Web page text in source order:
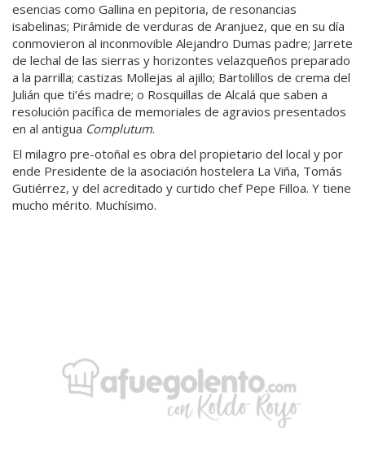
esencias como Gallina en pepitoria, de resonancias
isabelinas; Pirámide de verduras de Aranjuez, que en su día
conmovieron al inconmovible Alejandro Dumas padre; Jarrete
de lechal de las sierras y horizontes velazqueños preparado
a la parrilla; castizas Mollejas al ajillo; Bartolillos de crema del
Julián que ti’és madre; o Rosquillas de Alcalá que saben a
resolución pacífica de memoriales de agravios presentados
en al antigua Complutum.
El milagro pre-otoñal es obra del propietario del local y por
ende Presidente de la asociación hostelera La Viña, Tomás
Gutiérrez, y del acreditado y curtido chef Pepe Filloa. Y tiene
mucho mérito. Muchísimo.